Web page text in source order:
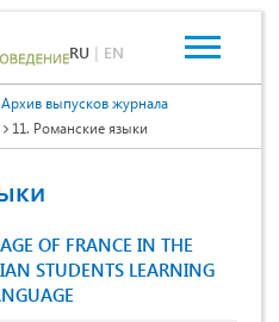
RU | EN
Архив выпусков журнала
11. Романские языки
OF FRANCE IN THE
STUDENTS LEARNING